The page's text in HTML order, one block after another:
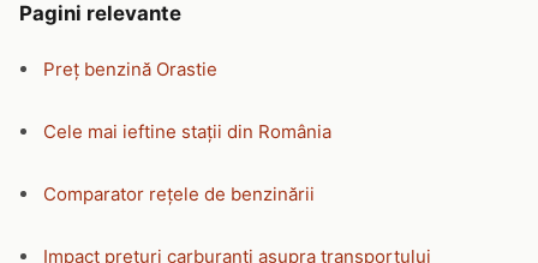
Pagini relevante
Preț benzină Orastie
Cele mai ieftine stații din România
Comparator rețele de benzinării
Impact prețuri carburanți asupra transportului